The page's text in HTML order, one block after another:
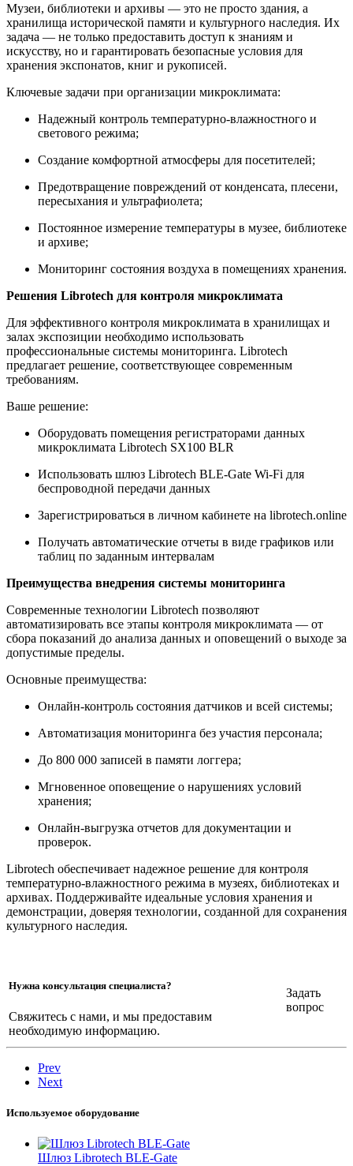
Музеи, библиотеки и архивы — это не просто здания, а
хранилища исторической памяти и культурного наследия. Их
задача — не только предоставить доступ к знаниям и
искусству, но и гарантировать безопасные условия для
хранения экспонатов, книг и рукописей.
Ключевые задачи при организации микроклимата:
Надежный контроль температурно-влажностного и
светового режима;
Создание комфортной атмосферы для посетителей;
Предотвращение повреждений от конденсата, плесени,
пересыхания и ультрафиолета;
Постоянное измерение температуры в музее, библиотеке
и архиве;
Мониторинг состояния воздуха в помещениях хранения.
Решения Librotech для контроля микроклимата
Для эффективного контроля микроклимата в хранилищах и
залах экспозиции необходимо использовать
профессиональные системы мониторинга. Librotech
предлагает решение, соответствующее современным
требованиям.
Ваше решение:
Оборудовать помещения регистраторами данных
микроклимата Librotech SX100 BLR
Использовать шлюз Librotech BLE-Gate Wi-Fi для
беспроводной передачи данных
Зарегистрироваться в личном кабинете на librotech.online
Получать автоматические отчеты в виде графиков или
таблиц по заданным интервалам
Преимущества внедрения системы мониторинга
Современные технологии Librotech позволяют
автоматизировать все этапы контроля микроклимата — от
сбора показаний до анализа данных и оповещений о выходе за
допустимые пределы.
Основные преимущества:
Онлайн-контроль состояния датчиков и всей системы;
Автоматизация мониторинга без участия персонала;
До 800 000 записей в памяти логгера;
Мгновенное оповещение о нарушениях условий
хранения;
Онлайн-выгрузка отчетов для документации и
проверок.
Librotech обеспечивает надежное решение для контроля
температурно-влажностного режима в музеях, библиотеках и
архивах. Поддерживайте идеальные условия хранения и
демонстрации, доверяя технологии, созданной для сохранения
культурного наследия.
Нужна консультация специалиста?
Свяжитесь с нами, и мы предоставим
необходимую информацию.
Задать
вопрос
Prev
Next
Используемое оборудование
Шлюз Librotech BLE-Gate